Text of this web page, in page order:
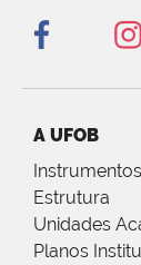
A UFOB
Estrutura
Unidades
Planos